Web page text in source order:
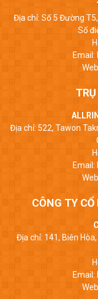
Địa chỉ: Số 5 Đường T5,
Số
Email:
Địa chỉ: 522, Tawon
Email:
CÔNG TY
Địa chỉ: 141, Biên
Email: